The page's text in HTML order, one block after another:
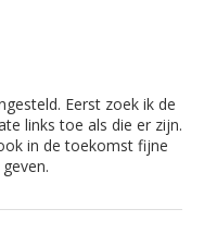
Eerst zoek ik de
links toe als die er zijn.
in de toekomst fijne